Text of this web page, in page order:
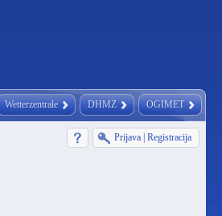
Wetterzentrale DHMZ OGIMET
Prijava Registracija